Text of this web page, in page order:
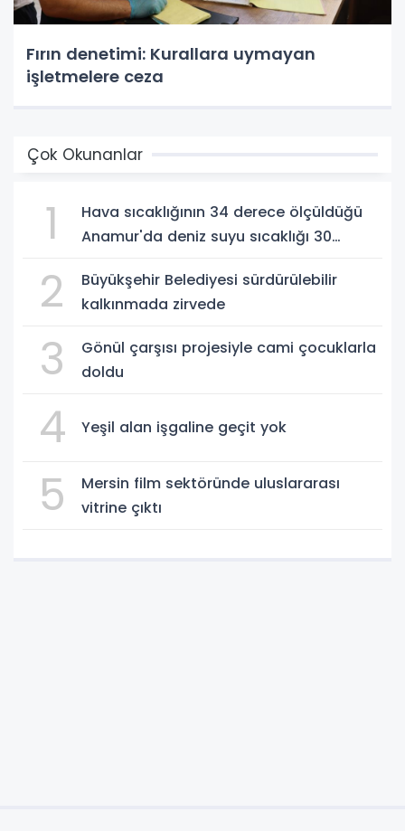
Fırın denetimi: Kurallara uymayan
işletmelere ceza
Çok Okunanlar
1
Hava sıcaklığının 34 derece ölçüldüğü
Anamur'da deniz suyu sıcaklığı 30
2
Büyükşehir Belediyesi sürdürülebilir
kalkınmada zirvede
3
Gönül çarşısı projesiyle cami çocuklarla
doldu
4 Yeşil alan işgaline geçit yok
5
Mersin film sektöründe uluslararası
vitrine çıktı